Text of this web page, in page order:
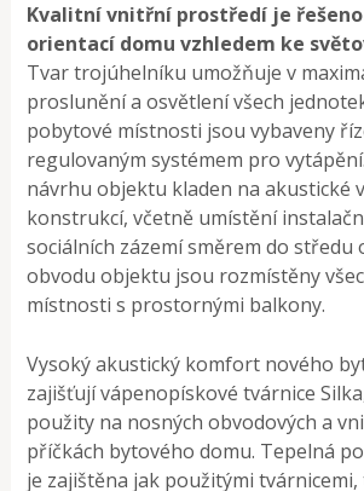
Kvalitní vnitřní prostředí je
orientací domu vzhledem ke
Tvar trojúhelníku umožňuje v
proslunění a osvětlení všech
pobytové místnosti jsou vybaveny
regulovaným systémem pro
návrhu objektu kladen na akustické
konstrukcí, včetně umístění
sociálních zázemí směrem do středu
obvodu objektu jsou rozmístěny
místnosti s prostornými balkony.
Vysoký akustický komfort nového
zajišťují vápenopískové tvárnice
použity na nosných obvodových a
příčkách bytového domu. Tepelná
je zajištěna jak použitými